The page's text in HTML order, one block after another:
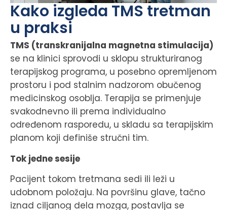
Kako izgleda TMS tretman
u praksi
TMS (transkranijalna magnetna stimulacija)
se na klinici sprovodi u sklopu strukturiranog
terapijskog programa, u posebno opremljenom
prostoru i pod stalnim nadzorom obučenog
medicinskog osoblja. Terapija se primenjuje
svakodnevno ili prema individualno
određenom rasporedu, u skladu sa terapijskim
planom koji definiše stručni tim.
Tok jedne sesije
Pacijent tokom tretmana sedi ili leži u
udobnom položaju. Na površinu glave, tačno
iznad ciljanog dela mozga, postavlja se